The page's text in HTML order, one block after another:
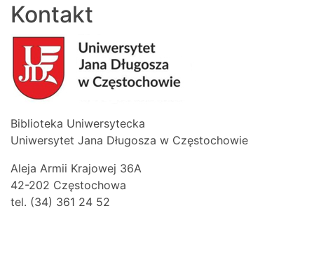
Kontakt
Biblioteka Uniwersytecka
Uniwersytet Jana Długosza w Częstochowie
Aleja Armii Krajowej 36A
42-202 Częstochowa
tel. (34) 361 24 52